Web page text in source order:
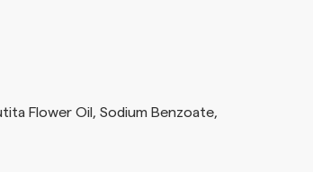
Flower Oil, Sodium Benzoate,